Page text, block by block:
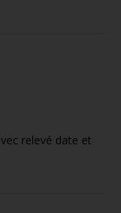
relevé date et